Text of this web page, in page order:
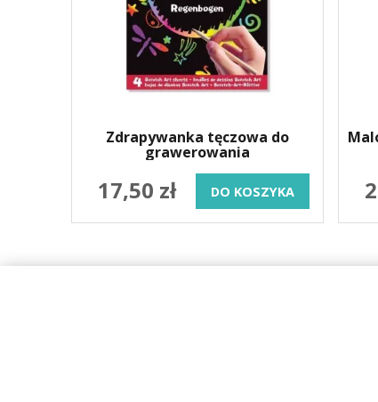
Zdrapywanka tęczowa do
grawerowania
17,50 zł DO KOSZYKA